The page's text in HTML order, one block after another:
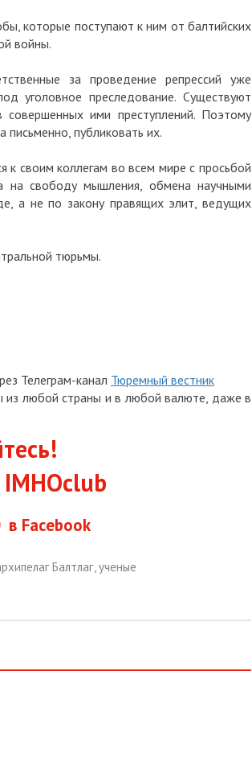
которые поступают к ним от балтийских
войны.
за проведение репрессий уже
уголовное преследование. Существуют
ими преступлений. Поэтому
публиковать их.
к своим коллегам во всем мире с просьбой
на свободу мышления, обмена научными
а не по закону правящих элит, ведущих
тюрьмы.
Телеграм-канал Тюремный вестник
любой страны и в любой валюте, даже в
в Facebook
Балтлаг,ученые